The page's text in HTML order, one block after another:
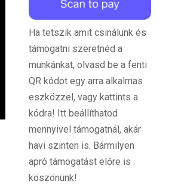
Ha tetszik amit csinálunk és
támogatni szeretnéd a
munkánkat, olvasd be a fenti
QR kódot egy arra alkalmas
eszközzel, vagy kattints a
kódra! Itt beállíthatod
mennyivel támogatnál, akár
havi szinten is. Bármilyen
apró támogatást előre is
köszönünk!